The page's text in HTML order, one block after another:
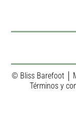
© Bliss Barefoot
Términos y